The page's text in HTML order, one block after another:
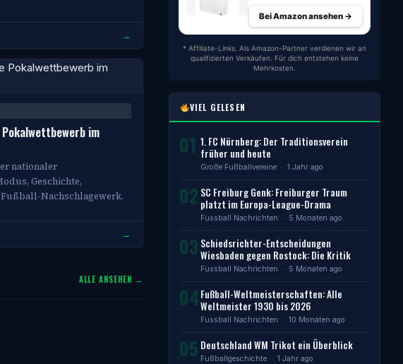
→
im
nationaler
Geschichte,
Nachschlagewerk.
→
ALLE ANSEHEN →
Bei Amazon ansehen →
* Affiliate-Links. Als Amazon-Partner verdienen wir an
qualifizierten Verkäufen. Für dich entstehen keine
Mehrkosten.
VIEL GELESEN
01 1. FC Nürnberg: Der Traditionsverein
früher und heute
Große Fußballvereine · 1 Jahr ago
02 SC Freiburg Genk: Freiburger Traum
platzt im Europa-League-Drama
Fussball Nachrichten · 5 Monaten ago
03 Schiedsrichter-Entscheidungen
Wiesbaden gegen Rostock: Die Kritik
Fussball Nachrichten · 5 Monaten ago
04 Fußball-Weltmeisterschaften: Alle
Weltmeister 1930 bis 2026
Fussball Nachrichten · 10 Monaten ago
05 Deutschland WM Trikot ein Überblick
Fußballgeschichte · 1 Jahr ago